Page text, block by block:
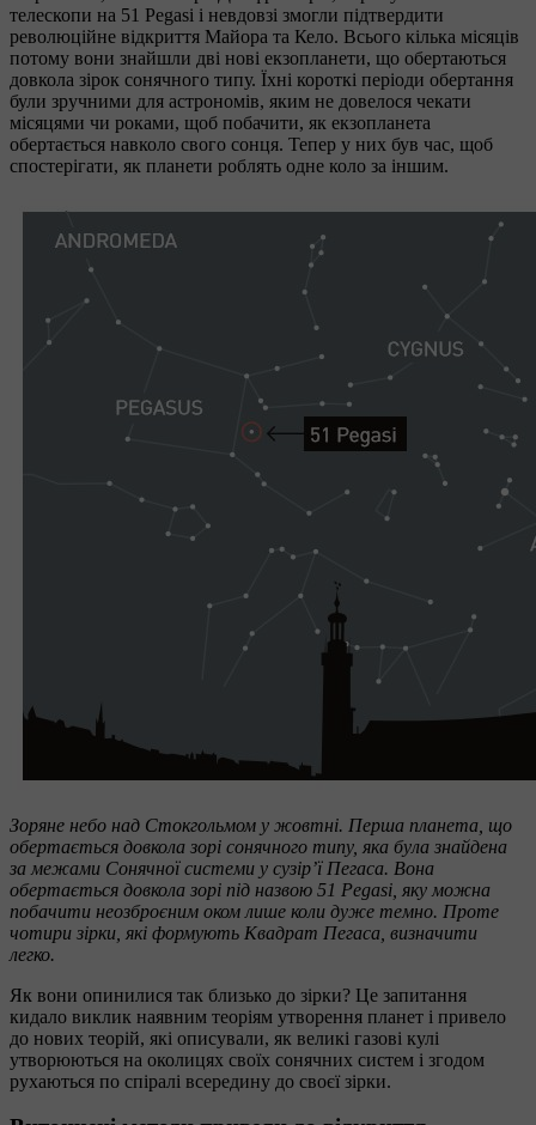
телескопи на 51 Pegasi і невдовзі змогли підтвердити
революційне відкриття Майора та Кело. Всього кілька місяців
потому вони знайшли дві нові екзопланети, що обертаються
довкола зірок сонячного типу. Їхні короткі періоди обертання
були зручними для астрономів, яким не довелося чекати
місяцями чи роками, щоб побачити, як екзопланета
обертається навколо свого сонця. Тепер у них був час, щоб
спостерігати, як планети роблять одне коло за іншим.
Зоряне небо над Стокгольмом у жовтні. Перша планета, що
обертається довкола зорі сонячного типу, яка була знайдена
за межами Сонячної системи у сузір’ї Пегаса. Вона
обертається довкола зорі під назвою 51 Pegasi, яку можна
побачити неозброєним оком лише коли дуже темно. Проте
чотири зірки, які формують Квадрат Пегаса, визначити
легко.
Як вони опинилися так близько до зірки? Це запитання
кидало виклик наявним теоріям утворення планет і привело
до нових теорій, які описували, як великі газові кулі
утворюються на околицях своїх сонячних систем і згодом
рухаються по спіралі всередину до своєї зірки.